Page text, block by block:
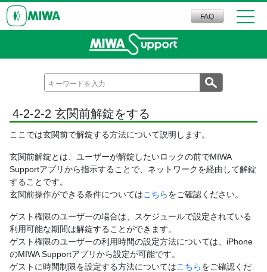
FAQ
4-2-2-2 玄関前解錠をする
ここでは玄関前で解錠する方法について説明します。
玄関前解錠とは、ユーザーが解錠したいロックの前でMIWA
Supportアプリから指示することで、ネットワークを経由して解錠
することです。
玄関前操作ができる条件についてはこちらをご確認ください。
ゲスト権限のユーザーの場合は、スケジュールで設定されている
利用可能な期間は解錠することができます。
ゲスト権限のユーザーの利用時間の設定方法については、iPhone
のMIWA Supportアプリから設定が可能です。
ゲストに時間制限を設定する方法についてはこちらをご確認くだ